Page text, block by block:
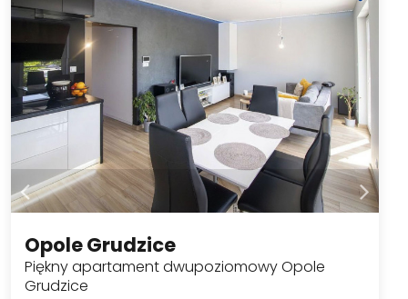
Opole Grudzice
Piękny apartament dwupoziomowy Opole
Grudzice